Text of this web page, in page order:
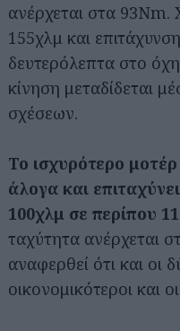
ανέρχεται στα 93Nm.
155χλμ και
δευτερόλεπτα στο
κίνηση μεταδίδεται
σχέσεων.
Το ισχυρότερο
άλογα και
100χλμ σε περίπου
ταχύτητα ανέρχεται
αναφερθεί ότι και οι
οικονομικότεροι και